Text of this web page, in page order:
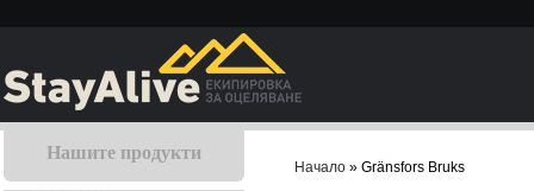
Нашите продукти
Начало» Gränsfors Bruks